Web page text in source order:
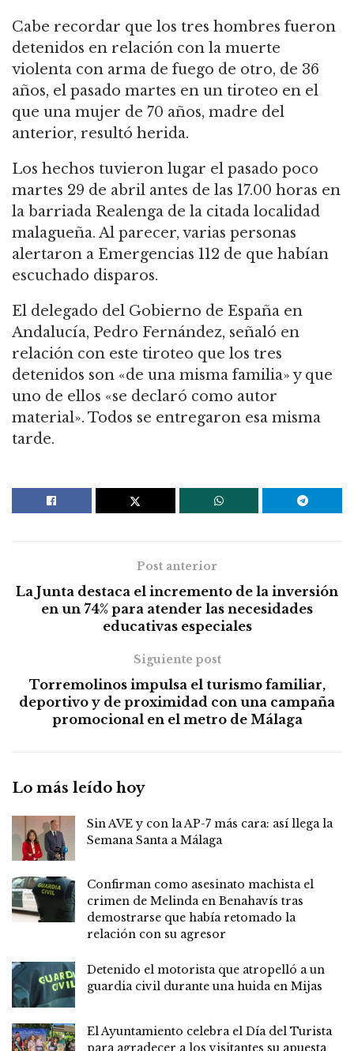
Cabe recordar que los tres hombres fueron
detenidos en relación con la muerte
violenta con arma de fuego de otro, de 36
años, el pasado martes en un tiroteo en el
que una mujer de 70 años, madre del
anterior, resultó herida.
Los hechos tuvieron lugar el pasado poco
martes 29 de abril antes de las 17.00 horas en
la barriada Realenga de la citada localidad
malagueña. Al parecer, varias personas
alertaron a Emergencias 112 de que habían
escuchado disparos.
El delegado del Gobierno de España en
Andalucía, Pedro Fernández, señaló en
relación con este tiroteo que los tres
detenidos son «de una misma familia» y que
uno de ellos «se declaró como autor
material». Todos se entregaron esa misma
tarde.
Post anterior
La Junta destaca el incremento de la inversión
en un 74% para atender las necesidades
educativas especiales
Siguiente post
Torremolinos impulsa el turismo familiar,
deportivo y de proximidad con una campaña
promocional en el metro de Málaga
Lo más leído hoy
Sin AVE y con la AP-7 más cara: así llega la
Semana Santa a Málaga
Confirman como asesinato machista el
crimen de Melinda en Benahavís tras
demostrarse que había retomado la
relación con su agresor
Detenido el motorista que atropelló a un
guardia civil durante una huida en Mijas
El Ayuntamiento celebra el Día del Turista
para agradecer a los visitantes su apuesta